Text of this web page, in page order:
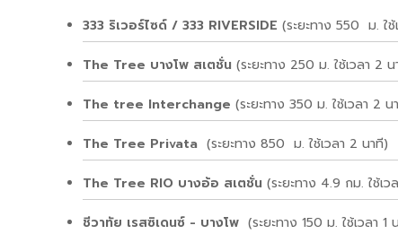
333 ริเวอร์ไซด์ / 333 RIVERSIDE (ระยะทาง 550 ม. ใ
The Tree บางโพ สเตชั่น (ระยะทาง 250 ม. ใช้เวลา 2 น
The tree Interchange (ระยะทาง 350 ม. ใช้เวลา 2 น
The Tree Privata (ระยะทาง 850 ม. ใช้เวลา 2 นาที)
The Tree RIO บางอ้อ สเตชั่น (ระยะทาง 4.9 กม. ใช้เว
ชีวาทัย เรสซิเดนซ์ - บางโพ (ระยะทาง 150 ม. ใช้เวลา 1